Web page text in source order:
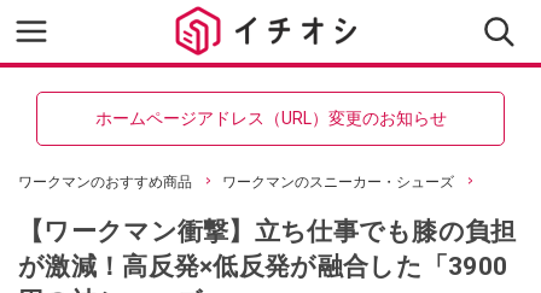
ホームページアドレス（URL）変更のお知らせ
ワークマンのおすすめ商品 ワークマンのスニーカー・シューズ
【ワークマン衝撃】立ち仕事でも膝の負担
が激減！高反発×低反発が融合した「3900